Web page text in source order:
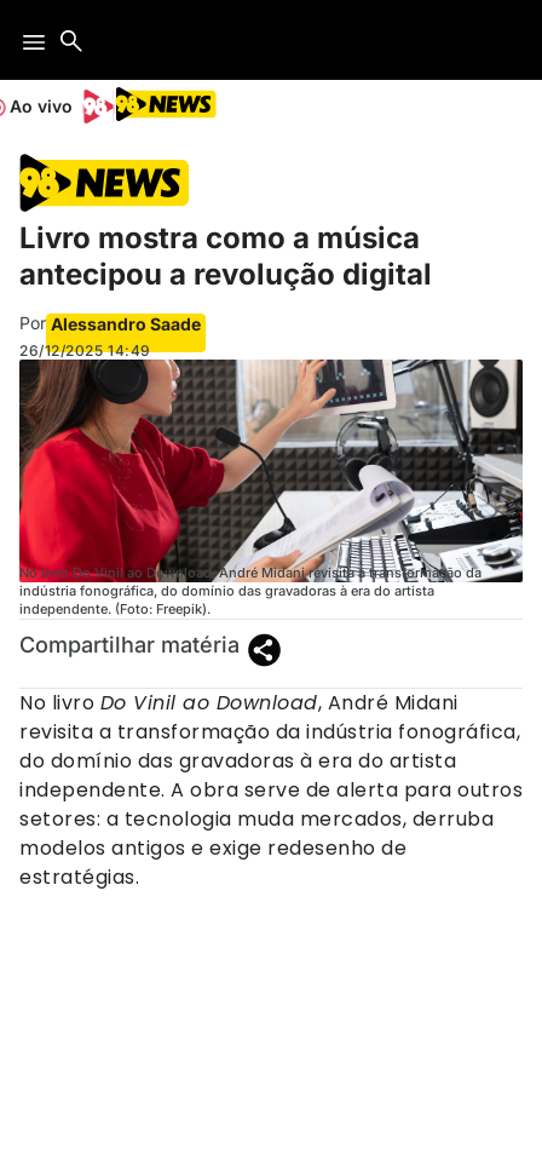
Ao vivo
Livro mostra como a música
antecipou a revolução digital
Por Alessandro Saade
26/12/2025 14:49
No livro Do Vinil ao Download, André Midani revisita a transformação da
indústria fonográfica, do domínio das gravadoras à era do artista
independente. (Foto: Freepik).
Compartilhar matéria
No livro Do Vinil ao Download, André Midani
revisita a transformação da indústria fonográfica,
do domínio das gravadoras à era do artista
independente. A obra serve de alerta para outros
setores: a tecnologia muda mercados, derruba
modelos antigos e exige redesenho de
estratégias.